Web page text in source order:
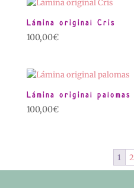
Lámina original Cris
100,00€
Lámina original palomas
100,00€
1 2